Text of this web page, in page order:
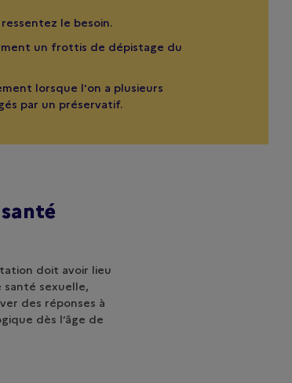
le besoin.
un frottis de dépistage du
lorsque l'on a plusieurs
par un préservatif.
doit avoir lieu
santé sexuelle,
des réponses à
dès l’âge de